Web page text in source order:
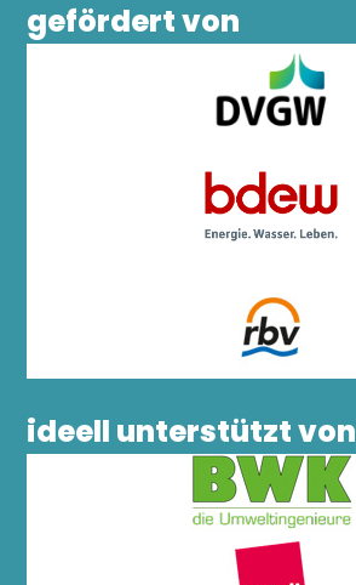
gefördert von
ideell unterstützt von